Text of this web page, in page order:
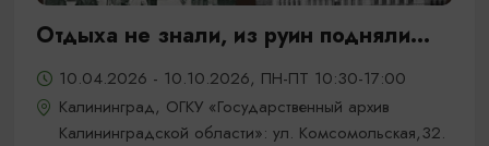
Отдыха не знали, из руин подняли...
10.04.2026 - 10.10.2026, ПН-ПТ 10:30-17:00
Калининград, ОГКУ «Государственный архив
Калининградской области»: ул. Комсомольская,32.